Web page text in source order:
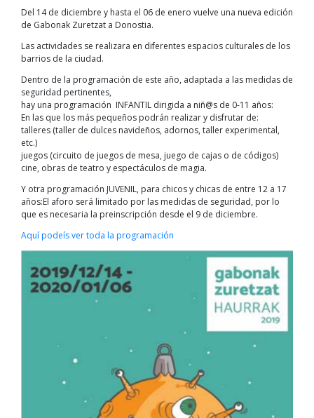
Del 14 de diciembre y hasta el 06 de enero vuelve una nueva edición
de Gabonak Zuretzat a Donostia.
Las actividades se realizara en diferentes espacios culturales de los
barrios de la ciudad.
Dentro de la programación de este año, adaptada a las medidas de
seguridad pertinentes,
hay una programación INFANTIL dirigida a niñ@s de 0-11 años:
En las que los más pequeños podrán realizar y disfrutar de:
talleres (taller de dulces navideños, adornos, taller experimental,
etc.)
juegos (circuito de juegos de mesa, juego de cajas o de códigos)
cine, obras de teatro y espectáculos de magia.
Y otra programación JUVENIL, para chicos y chicas de entre 12 a 17
años:El aforo será limitado por las medidas de seguridad, por lo
que es necesaria la preinscripción desde el 9 de diciembre.
Aquí podeís ver toda la programación